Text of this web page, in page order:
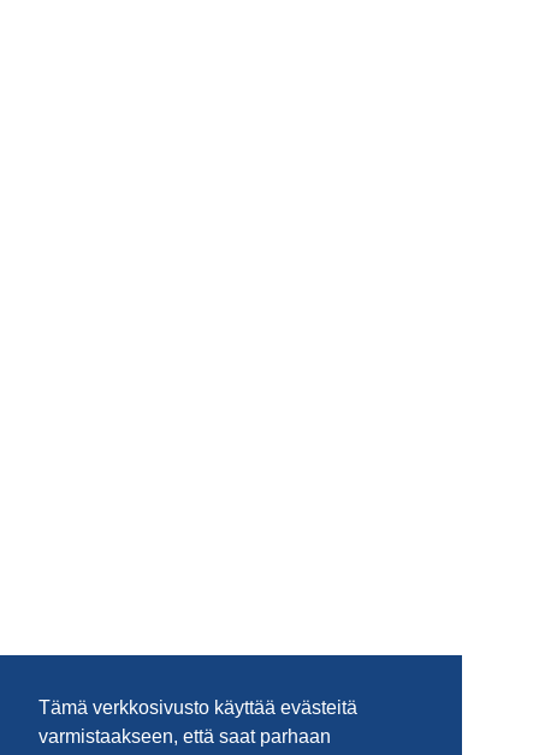
Tämä verkkosivusto käyttää evästeitä
varmistaakseen, että saat parhaan